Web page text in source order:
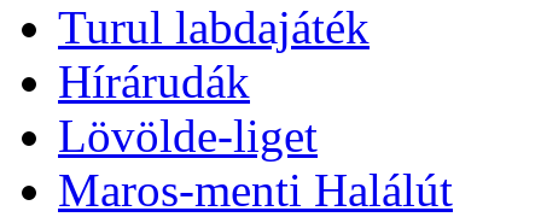
Turul labdajáték
Hírárudák
Lövölde-liget
Maros-menti Halálút